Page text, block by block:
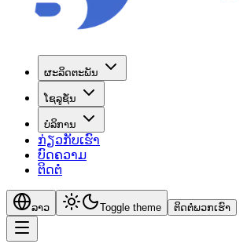
ຜະລິດຕະພັນ
ໂຊລູຊັ່ນ
ບໍລິການ
ກ່ຽວກັບເຮົາ
ບົດຄວາມ
ຕິດຕໍ່
ລາວ Toggle theme ຕິດຕໍ່ພວກເຮົາ